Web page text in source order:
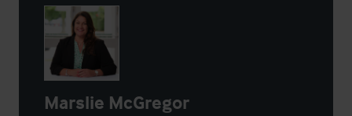
Marslie McGregor